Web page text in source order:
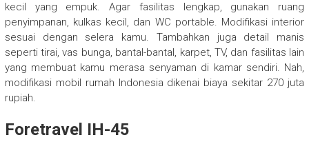
kecil yang empuk. Agar fasilitas lengkap, gunakan ruang
penyimpanan, kulkas kecil, dan WC portable. Modifikasi interior
sesuai dengan selera kamu. Tambahkan juga detail manis
seperti tirai, vas bunga, bantal-bantal, karpet, TV, dan fasilitas lain
yang membuat kamu merasa senyaman di kamar sendiri. Nah,
modifikasi mobil rumah Indonesia dikenai biaya sekitar 270 juta
rupiah.
Foretravel IH-45